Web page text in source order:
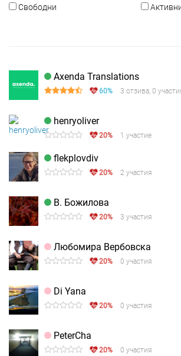
Свободни
Axenda Translations
60% 3 отзива, 0
henryoliver
20% 1 участие
flekplovdiv
20% 2 участия
В. Божилова
20% 3 участия
Любомира Вербовска
20% 0 участия
Di Yana
20% 0 участия
PeterCha
20% 0 участия